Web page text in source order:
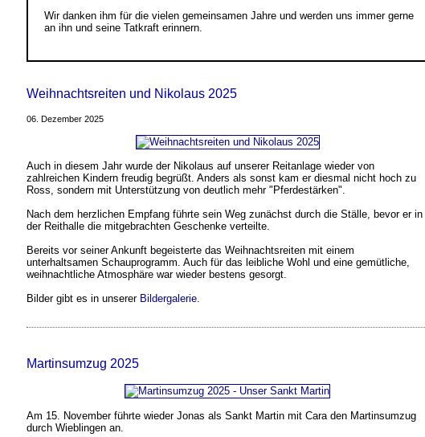
Wir danken ihm für die vielen gemeinsamen Jahre und werden uns immer gerne
an ihn und seine Tatkraft erinnern.
Weihnachtsreiten und Nikolaus 2025
06. Dezember 2025
Auch in diesem Jahr wurde der Nikolaus auf unserer Reitanlage wieder von
zahlreichen Kindern freudig begrüßt. Anders als sonst kam er diesmal nicht hoch zu
Ross, sondern mit Unterstützung von deutlich mehr "Pferdestärken".
Nach dem herzlichen Empfang führte sein Weg zunächst durch die Ställe, bevor er in
der Reithalle die mitgebrachten Geschenke verteilte.
Bereits vor seiner Ankunft begeisterte das Weihnachtsreiten mit einem
unterhaltsamen Schauprogramm. Auch für das leibliche Wohl und eine gemütliche,
weihnachtliche Atmosphäre war wieder bestens gesorgt.
Bilder gibt es in unserer Bildergalerie
Martinsumzug 2025
Am 15. November führte wieder Jonas als Sankt Martin mit Cara den Martinsumzug
durch Wieblingen an.